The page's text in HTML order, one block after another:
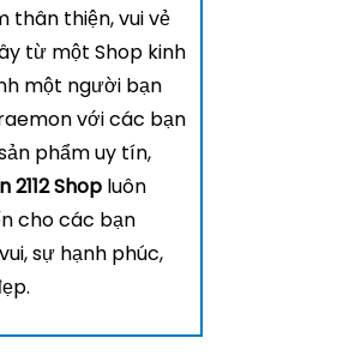
thân thiện, vui vẻ
từ một Shop kinh
một người bạn
với các bạn
phẩm uy tín,
2112 Shop luôn
cho các bạn
sự hạnh phúc,